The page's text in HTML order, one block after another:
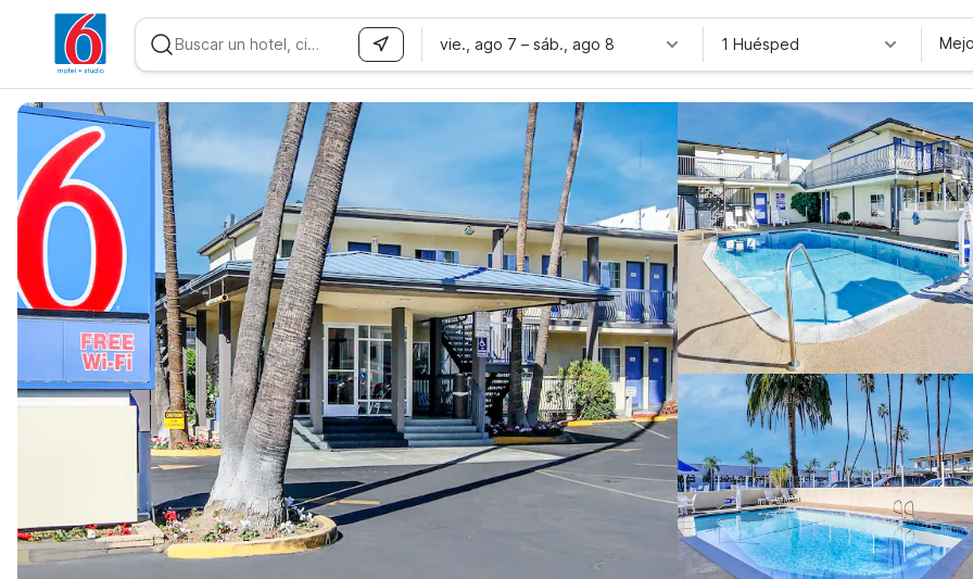
WIZARD MEMBER
vie., ago 7 – sáb., ago 8 1 Huésped